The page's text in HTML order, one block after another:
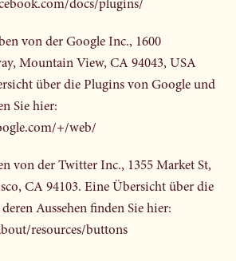
docs/plugins/
von der Google Inc., 1600
Mountain View, CA 94043, USA
über die Plugins von Google und
Sie hier:
+/web/
von der Twitter Inc., 1355 Market St,
CA 94103. Eine Übersicht über die
Aussehen finden Sie hier:
resources/buttons